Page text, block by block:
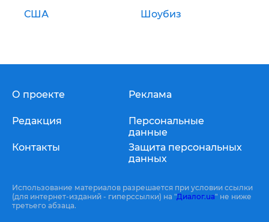
США Шоубиз
О проекте
Редакция
Контакты
Реклама
Персональные
данные
Защита персональных
данных
Использование материалов разрешается при условии ссылки
(для интернет-изданий - гиперссылки) на "Диалог.ua" не ниже
третьего абзаца.